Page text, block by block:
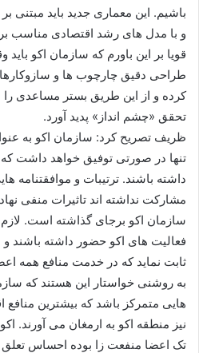
باشیم. این معماری جدید باید مبتنی
و با مدل های رشد اقتصادی مناسب
قویا بر این باورم که سازمان اکو
طراحی دقیق چارچوب ها و
کرده و از این طریق بستر مساعدی
تحقق «چشم انداز» پدید آورد.
ظریف تصریح کرد: سازمان اکو به
تنها در صورتی توفیق خواهد داشت
داشته باشند. ترتیبات و موافقتنامه
مشارکت نداشته اند تاثیرات منفی
سازمان اکو برجای گذاشته است.
فعالیت های اکو حضور داشته باشند و
ثابت نماید که در خدمت منافع همه
به روشنی خواستار این هستند که
هایی متمرکز باشد که بیشترین منافع
نیز منطقه اکو به ارمغان می آورند.
تک اعضا منفعت زا بوده احساس تعلق